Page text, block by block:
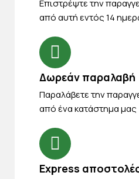
Eπιστρέψτε την
από αυτή εντός 14
Δωρεάν παραλαβή
Παραλάβετε την
από ένα κατάστημα μας
Express